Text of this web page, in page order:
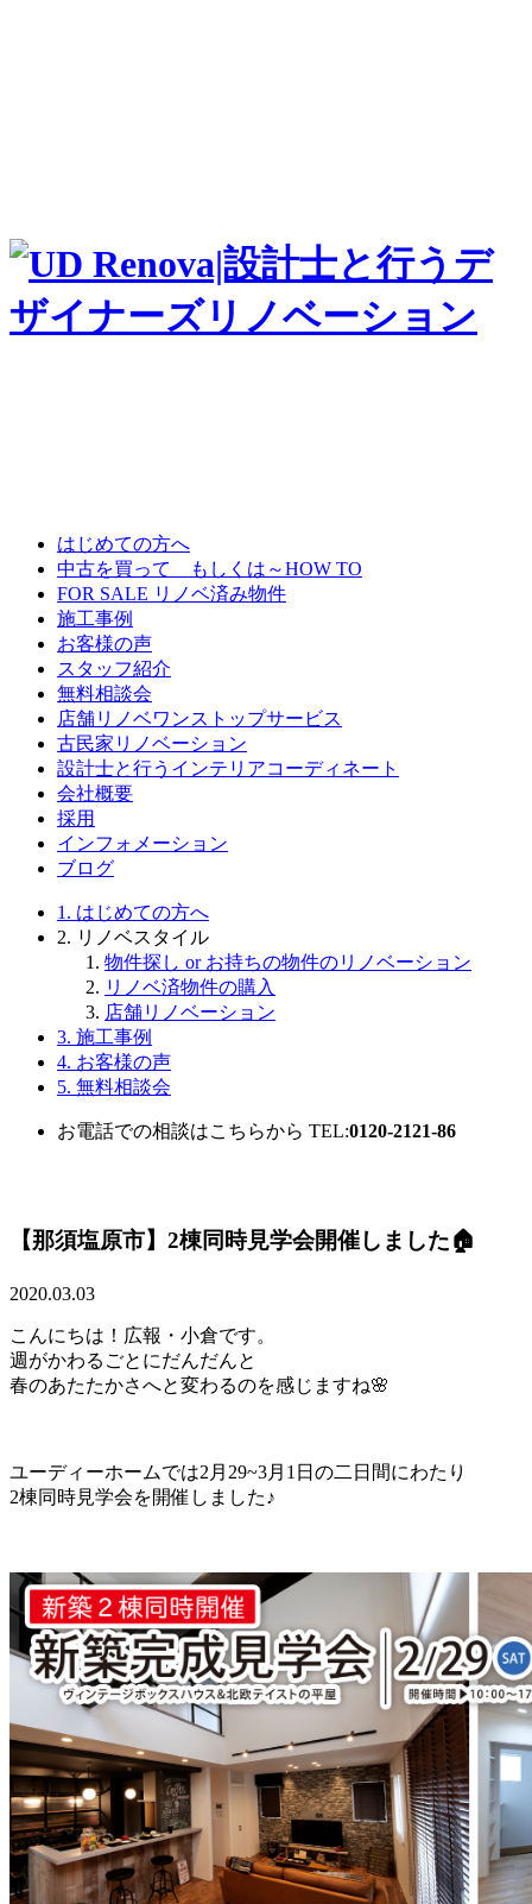
はじめての方へ
中古を買って もしくは～HOW TO
FOR SALE リノベ済み物件
施工事例
お客様の声
スタッフ紹介
無料相談会
店舗リノベワンストップサービス
古民家リノベーション
設計士と行うインテリアコーディネート
会社概要
採用
インフォメーション
ブログ
1. はじめての方へ
2. リノベスタイル
物件探し or お持ちの物件のリノベーション
リノベ済物件の購入
店舗リノベーション
3. 施工事例
4. お客様の声
5. 無料相談会
お電話での相談はこちらから TEL:0120-2121-86
【那須塩原市】2棟同時見学会開催しました🏠
2020.03.03
こんにちは！広報・小倉です。
週がかわるごとにだんだんと
春のあたたかさへと変わるのを感じますね🌸
ユーディーホームでは2月29~3月1日の二日間にわたり
2棟同時見学会を開催しました♪